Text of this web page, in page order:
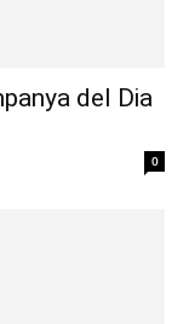
del Dia
0